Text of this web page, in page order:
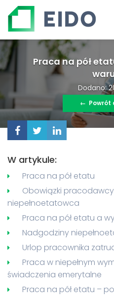
Praca na pół
Dodano:
← Powrót
W artykule:
Praca na pół etatu
Obowiązki
niepełnoetatowca
Praca na pół etatu a
Nadgodziny
Urlop pracownika
Praca w niepełnym
świadczenia emerytalne
Praca na pół etatu –